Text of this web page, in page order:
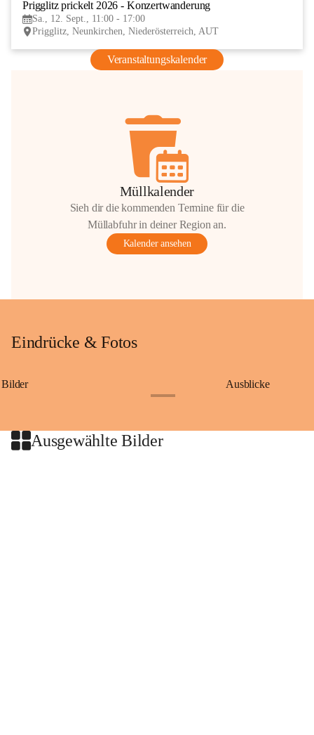
Prigglitz prickelt 2026 - Konzertwanderung
Sa., 12. Sept., 11:00 - 17:00
Prigglitz, Neunkirchen, Niederösterreich, AUT
Veranstaltungskalender
Müllkalender
Sieh dir die kommenden Termine für die
Müllabfuhr in deiner Region an.
Kalender ansehen
Eindrücke & Fotos
Bilder Ausblicke
Ausgewählte Bilder